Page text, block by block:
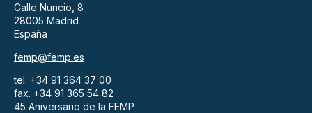
Calle Nuncio, 8
28005 Madrid
España
femp@femp.es
tel. +34 91 364 37 00
fax. +34 91 365 54 82
45 Aniversario de la FEMP